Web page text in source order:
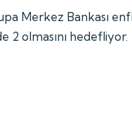
Merkez Bankası
2 olmasını hedefliyor.